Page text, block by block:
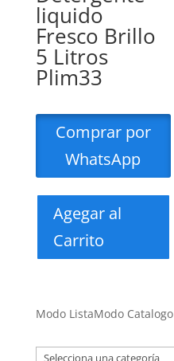
liquido
Fresco Brillo
5 Litros
Plim33
Comprar por
WhatsApp
Agegar al
Carrito
Modo ListaModo Catalogo
Selecciona